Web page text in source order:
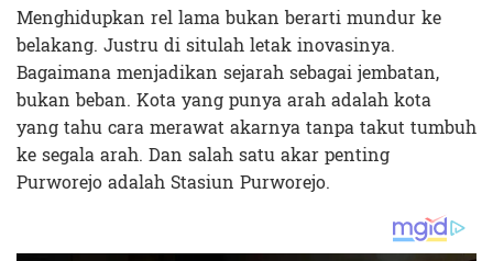
Menghidupkan rel lama bukan berarti mundur ke
belakang. Justru di situlah letak inovasinya.
Bagaimana menjadikan sejarah sebagai jembatan,
bukan beban. Kota yang punya arah adalah kota
yang tahu cara merawat akarnya tanpa takut tumbuh
ke segala arah. Dan salah satu akar penting
Purworejo adalah Stasiun Purworejo.